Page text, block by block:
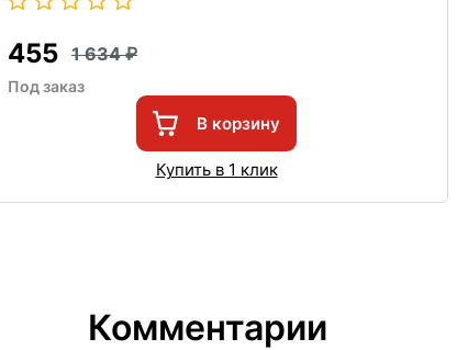
455 1 634
Под заказ
В корзину
Купить в 1 клик
Комментарии